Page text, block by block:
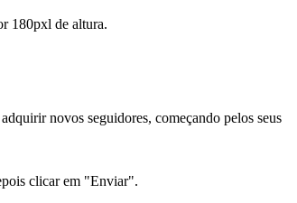
180pxl de altura.
novos seguidores, começando pelos seus
clicar em "Enviar".